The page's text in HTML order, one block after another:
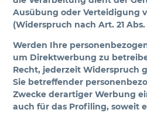
Ausübung oder Verteidigung
(Widerspruch nach Art. 21 Abs.
Werden Ihre
um Direktwerbung zu
Recht, jederzeit Widerspruch
Sie betreffender
Zwecke derartiger Werbung
auch für das Profiling, soweit